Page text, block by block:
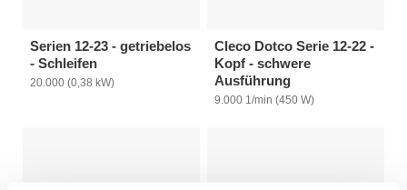
Serien 12-23 - getriebelos
- Schleifen
20.000 (0,38 kW)
Cleco Dotco Serie 12-22 -
Kopf - schwere
Ausführung
9.000 1/min (450 W)